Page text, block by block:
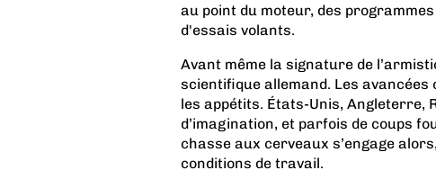
au point du moteur, des
d'essais volants.
Avant même la signature de
scientifique allemand. Les
les appétits. États-Unis, Angleterre,
d’imagination, et parfois de coups
chasse aux cerveaux s’engage
conditions de travail.